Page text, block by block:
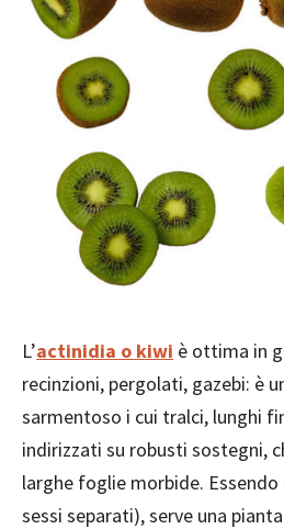
L’actinidia o kiwi è ottima in
recinzioni, pergolati, gazebi: è
sarmentoso i cui tralci, lunghi
indirizzati su robusti sostegni,
larghe foglie morbide. Essendo
sessi separati), serve una